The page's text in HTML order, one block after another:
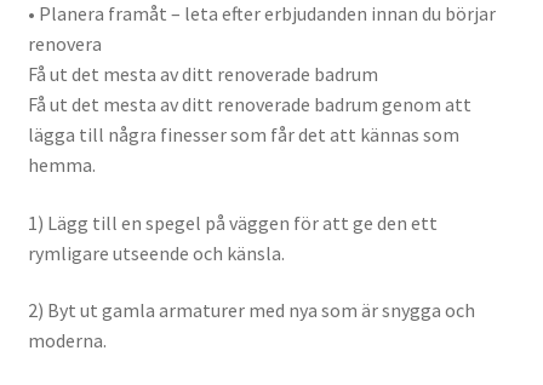
• Planera framåt – leta efter erbjudanden innan du börjar
renovera
Få ut det mesta av ditt renoverade badrum
Få ut det mesta av ditt renoverade badrum genom att
lägga till några finesser som får det att kännas som
hemma.
1) Lägg till en spegel på väggen för att ge den ett
rymligare utseende och känsla.
2) Byt ut gamla armaturer med nya som är snygga och
moderna.